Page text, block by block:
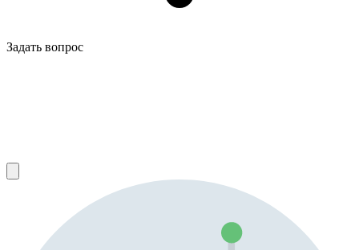
Задать вопрос